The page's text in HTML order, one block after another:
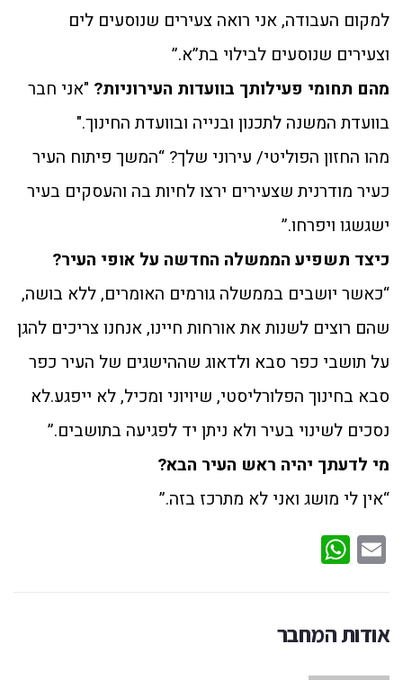
למקום העבודה, אני רואה צעירים שנוסעים לים
וצעירים שנוסעים לבילוי בת”א.”
מהם תחומי פעילותך בוועדות העירוניות? "אני חבר
בוועדת המשנה לתכנון ובנייה ובוועדת החינוך."
מהו החזון הפוליטי/ עירוני שלך? “המשך פיתוח העיר
כעיר מודרנית שצעירים ירצו לחיות בה והעסקים בעיר
ישגשגו ויפרחו.”
כיצד תשפיע הממשלה החדשה על אופי העיר?
“כאשר יושבים בממשלה גורמים האומרים, ללא בושה,
שהם רוצים לשנות את אורחות חיינו, אנחנו צריכים להגן
על תושבי כפר סבא ולדאוג שההישגים של העיר כפר
סבא בחינוך הפלורליסטי, שיויוני ומכיל, לא ייפגע.לא
נסכים לשינוי בעיר ולא ניתן יד לפגיעה בתושבים.”
מי לדעתך יהיה ראש העיר הבא?
“אין לי מושג ואני לא מתרכז בזה.”
Email
אודות המחבר